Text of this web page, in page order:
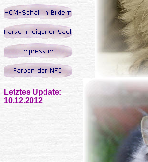
Letztes Update:
10.12.2012